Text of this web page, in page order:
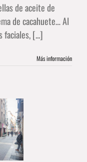
de aceite de
de cacahuete… Al
faciales, [...]
Más información